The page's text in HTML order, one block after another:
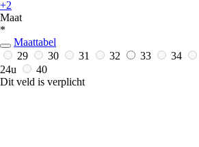
+2
Maat
*
Maattabel
29
30 31 32 33 34
24u
40
Dit veld is verplicht